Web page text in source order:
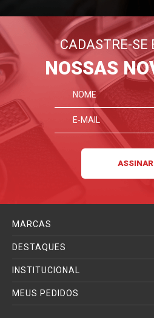
CADASTRE-SE
NOSSAS
MARCAS
DESTAQUES
INSTITUCIONAL
MEUS PEDIDOS